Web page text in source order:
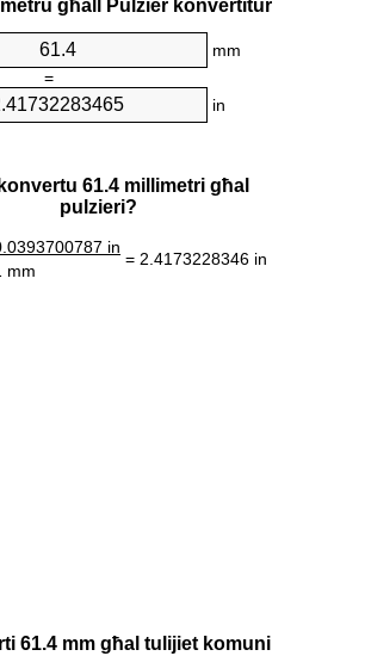
għall Pulzier konvertitur
mm
=
in
61.4 millimetri għal
pulzieri?
in
= 2.4173228346 in
mm
61.4 mm għal tulijiet komuni